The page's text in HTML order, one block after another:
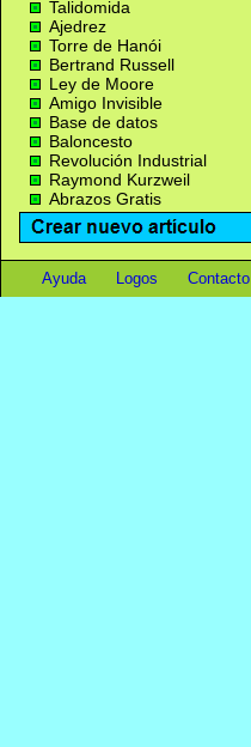
Talidomida
Ajedrez
Torre de Hanói
Bertrand Russell
Ley de Moore
Amigo Invisible
Base de datos
Baloncesto
Revolución Industrial
Raymond Kurzweil
Abrazos Gratis
Ayuda Logos Contacto